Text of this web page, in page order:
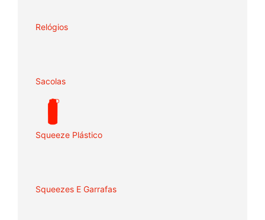
Relógios
Sacolas
Squeeze Plástico
Squeezes E Garrafas